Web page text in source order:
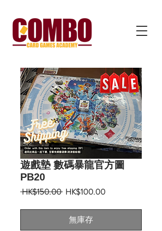
遊戲墊 數碼暴龍官方圖
PB20
HK$150.00 一
價
格
HK$100.00促
價
無庫存